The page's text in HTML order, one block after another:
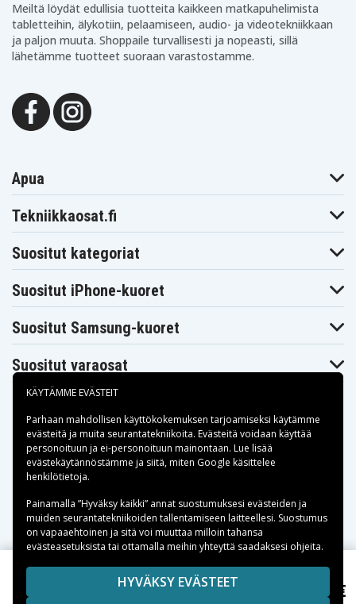
12,99 €
Meiltä löydät edullisia tuotteita kaikkeen matkapuhelimista
tabletteihin, älykotiin, pelaamiseen, audio- ja videotekniikkaan
ja paljon muuta. Shoppaile turvallisesti ja nopeasti, sillä
lähetämme tuotteet suoraan varastostamme.
Apua
Tekniikkaosat.fi
Suositut kategoriat
Suositut iPhone-kuoret
Suositut Samsung-kuoret
Suositut varaosat
Maksuvaihtoehdot
Toimitusvaihtoehdot
Copyright © 2026, Spares Nordic AB
SIVULLA MAINITUT TAVARAMERKIT OVAT OMISTAJIENSA
KÄYTÄMME EVÄSTEIT
Parhaan mahdollisen käyttökokemuksen tarjoamiseksi käytämme
evästeitä ja muita seurantatekniikoita. Evästeitä voidaan käyttää
personoituun ja ei-personoituun mainontaan. Lue lisää
evästekäytännöstämme ja siitä, miten Google käsittelee
henkilötietoja.
Painamalla ”Hyväksy kaikki” annat suostumuksesi evästeiden ja
muiden seurantatekniikoiden tallentamiseen laitteellesi. Suostumus
on vapaaehtoinen ja sitä voi muuttaa milloin tahansa
evästeasetuksista tai ottamalla meihin yhteyttä saadaksesi ohjeita.
HYVÄKSY EVÄSTEET